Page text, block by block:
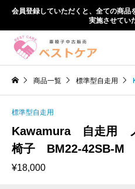
会員登録していただくと、全ての商品
実施させてい
商品一覧 標準型自走用
標準型自走用
Kawamura 自走用
椅子 BM22-42SB-M
¥18,000